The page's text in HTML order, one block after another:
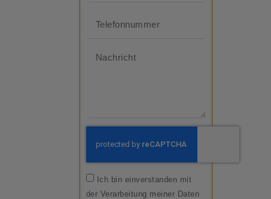
Ich bin einverstanden mit
der Verarbeitung meiner Daten